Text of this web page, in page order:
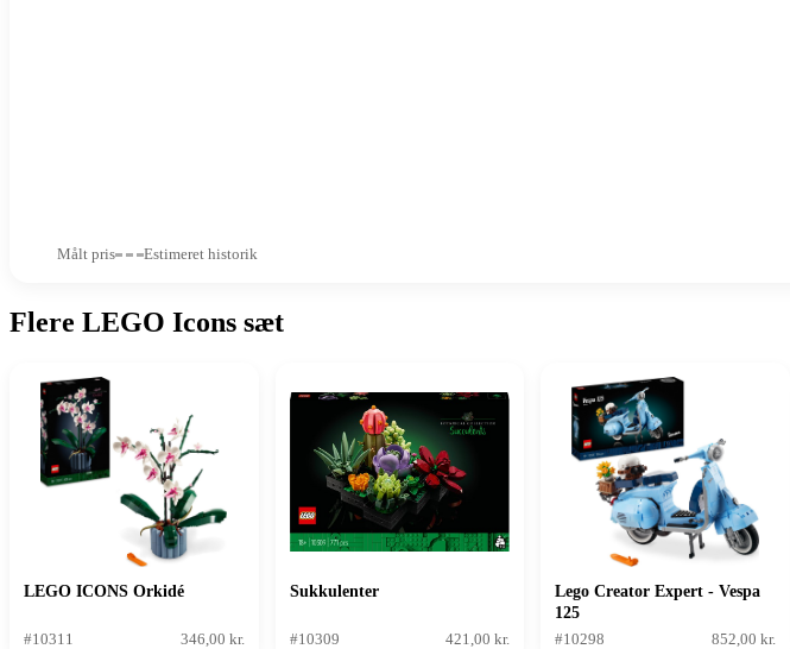
Målt pris Estimeret historik
Flere LEGO Icons sæt
LEGO ICONS Orkidé
#10311 346,00 kr.
Sukkulenter
#10309 421,00 kr.
Lego Creator Expert - Vespa
125
#10298
852,00 kr.